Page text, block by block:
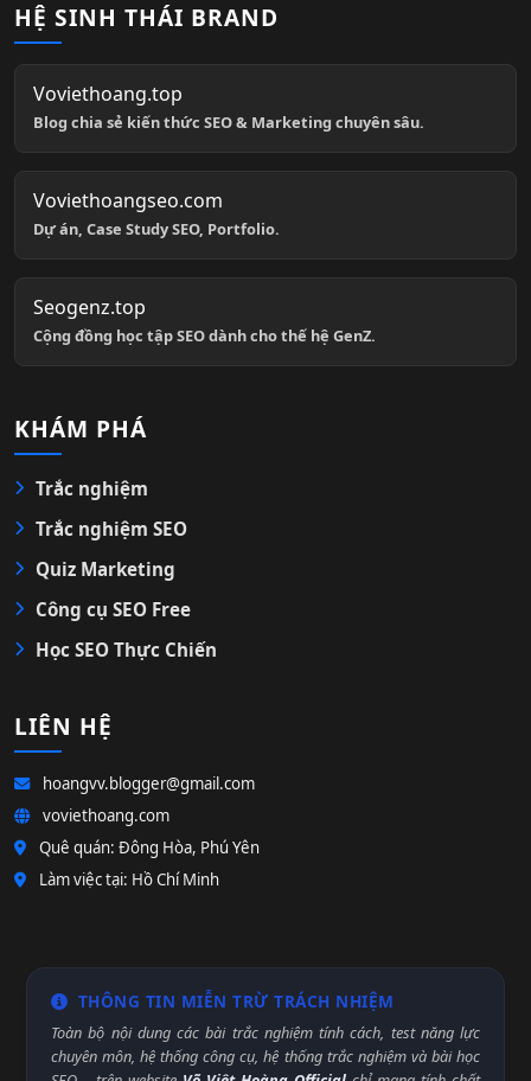
HỆ SINH THÁI BRAND
Voviethoang.top
Blog chia sẻ kiến thức SEO & Marketing chuyên sâu.
Voviethoangseo.com
Dự án, Case Study SEO, Portfolio.
Seogenz.top
Cộng đồng học tập SEO dành cho thế hệ GenZ.
KHÁM PHÁ
Trắc nghiệm
Trắc nghiệm SEO
Quiz Marketing
Công cụ SEO Free
Học SEO Thực Chiến
LIÊN HỆ
hoangvv.blogger@gmail.com
voviethoang.com
Quê quán: Đông Hòa, Phú Yên
Làm việc tại: Hồ Chí Minh
THÔNG TIN MIỄN TRỪ TRÁCH NHIỆM
Toàn bộ nội dung các bài trắc nghiệm tính cách, test năng lực
chuyên môn, hệ thống công cụ, hệ thống trắc nghiệm và bài học